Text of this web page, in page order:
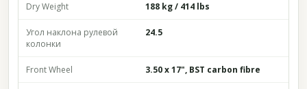
Dry Weight 188 kg / 414 lbs
Угол наклона рулевой
колонки
24.5
Front Wheel 3.50 x 17", BST carbon fibre